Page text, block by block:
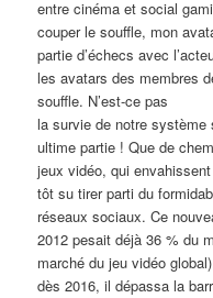
entre cinéma et social
couper le souffle, mon
partie d’échecs avec
les avatars des membres
souffle. N’est-ce pas
la survie de notre
ultime partie ! Que de
jeux vidéo, qui
tôt su tirer parti du
réseaux sociaux. Ce
2012 pesait déjà 36 % du
marché du jeu vidéo
dès 2016, il dépassa la